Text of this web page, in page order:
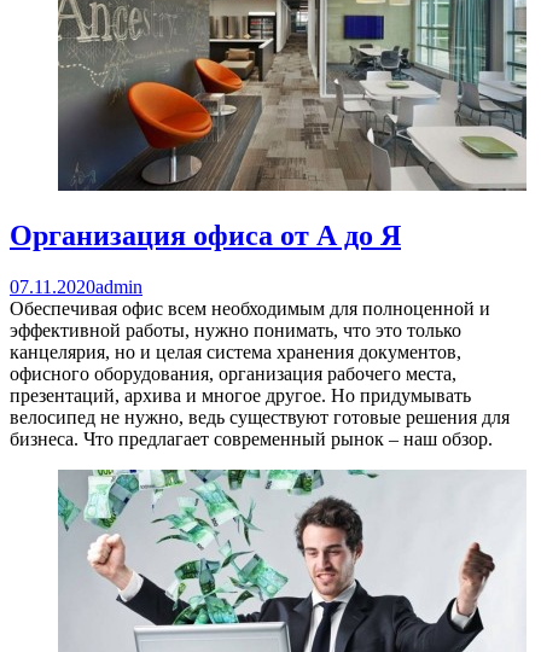
Организация офиса от А до Я
07.11.2020admin
Обеспечивая офис всем необходимым для полноценной и
эффективной работы, нужно понимать, что это только
канцелярия, но и целая система хранения документов,
офисного оборудования, организация рабочего места,
презентаций, архива и многое другое. Но придумывать
велосипед не нужно, ведь существуют готовые решения для
бизнеса. Что предлагает современный рынок – наш обзор.